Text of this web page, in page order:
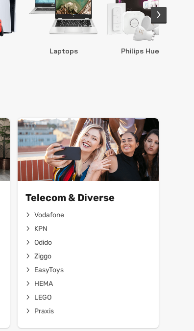
Laptops Philips Hue
Telecom & Diverse
Vodafone
KPN
Odido
Ziggo
EasyToys
HEMA
LEGO
Praxis